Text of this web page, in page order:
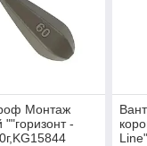
Монтаж
""горизонт -